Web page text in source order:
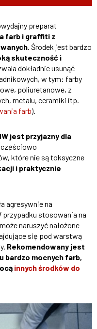
preparat
farb i graffiti z
. Środek jest bardzo
skuteczność i
dokładnie usunąć
w tym: farby
poliuretanowe, z
metalu, ceramiki itp.
farb).
jest przyjazny dla
częściowo
które nie są toksyczne
i praktycznie
agresywnie na
przypadku stosowania na
naruszyć nałożone
się pod warstwą
Rekomendowany jest
bardzo mocnych farb,
innych środków do